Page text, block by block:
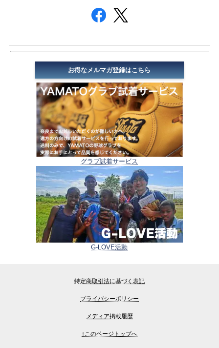
お得なメルマガ登録はこちら
グラブ試着サービス
G-LOVE活動
特定商取引法に基づく表記
プライバシーポリシー
メディア掲載履歴
↑このページトップへ